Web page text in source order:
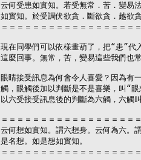
云何受患如實知。若受無常．苦．變易
如實知。於受調伏欲貪．斷欲貪．越欲
＝＝＝＝＝＝＝＝＝＝＝＝＝＝＝＝＝
現在同學們可以依樣畫葫了，把“患”代
這麼回事。無常，苦，變易這些我們也
眼睛接受訊息為何會令人喜愛？因為有
觸，眼觸後加以判斷是不是喜樂，叫“
以六受接受訊息後的判斷為六觸，六
＝＝＝＝＝＝＝＝＝＝＝＝＝＝＝＝＝
云何想如實知。謂六想身。云何為六。
是名想。如是想如實知。
＝＝＝＝＝＝＝＝＝＝＝＝＝＝＝＝＝